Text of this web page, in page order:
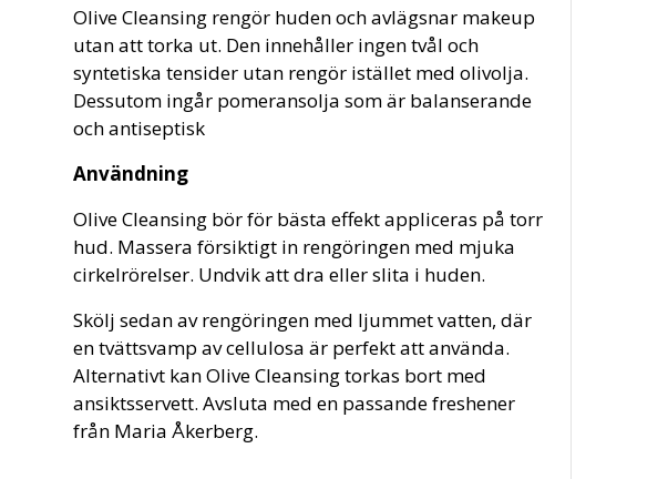
Olive Cleansing rengör huden och avlägsnar makeup
utan att torka ut. Den innehåller ingen tvål och
syntetiska tensider utan rengör istället med olivolja.
Dessutom ingår pomeransolja som är balanserande
och antiseptisk
Användning
Olive Cleansing bör för bästa effekt appliceras på torr
hud. Massera försiktigt in rengöringen med mjuka
cirkelrörelser. Undvik att dra eller slita i huden.
Skölj sedan av rengöringen med ljummet vatten, där
en tvättsvamp av cellulosa är perfekt att använda.
Alternativt kan Olive Cleansing torkas bort med
ansiktsservett. Avsluta med en passande freshener
från Maria Åkerberg.